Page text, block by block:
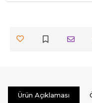
Ürün Açıklaması